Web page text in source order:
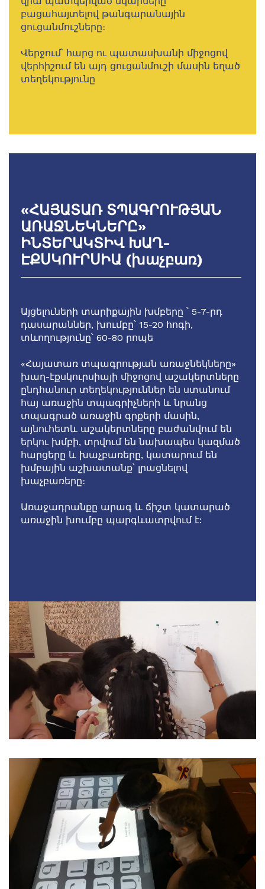
բացահայտելով թանգարանային
ցուցանմուշները։
Վերջում՝ հարց ու պատասխանի միջոցով
վերհիշում են այդ ցուցանմուշի մասին եղած
տեղեկությունը
«ՀԱՅԱՏԱՌ ՏՊԱԳՐՈՒԹՅԱՆ
ԱՌԱՋՆԵԿՆԵՐԸ»
ԻՆՏԵՐԱԿՏԻՎ ԽԱՂ-
ԷՔՍԿՈՒՐՍԻԱ (խաչբառ)
Այցելուների տարիքային խմբերը ՝ 5-7-րդ
դասարաններ, խումբը՝ 15-20 հոգի,
տևողությունը՝ 60-80 րոպե
«Հայատառ տպագրության առաջնեկները»
խաղ-էքսկուրսիայի միջոցով աշակերտները
ընդհանուր տեղեկություններ են ստանում
հայ առաջին տպագրիչների և նրանց
տպագրած առաջին գրքերի մասին,
այնուհետև աշակերտները բաժանվում են
երկու խմբի, տրվում են նախապես կազմած
հարցերը և խաչբառերը, կատարում են
խմբային աշխատանք՝ լրացնելով
խաչբառերը։
Առաջադրանքը արագ և ճիշտ կատարած
առաջին խումբը պարգևատրվում է: